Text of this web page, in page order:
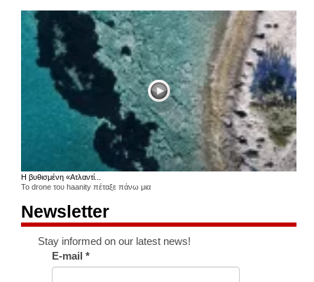
Η βυθισμένη «Ατλαντί...
Το drone του haanity πέταξε πάνω μια
Newsletter
Stay informed on our latest news!
E-mail*